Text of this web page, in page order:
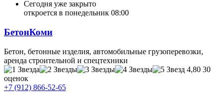
Сегодня уже закрыто
откроется в понедельник 08:00
БетонКоми
Бетон, бетонные изделия, автомобильные грузоперевозки,
аренда строительной и спецтехники
4,80 30
оценок
+7 (912) 866-52-65